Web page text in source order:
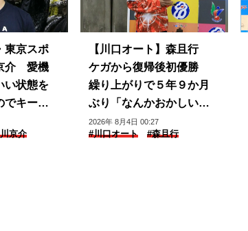
東京スポ
介 愛機
い状態を
でキープ
京介
【川口オート】森且行
ケガから復帰後初優勝
繰り上がりで５年９か月
ぶり「なんかおかしい感
じ」
2026年 8月4日 00:27
#川口オート #森且行